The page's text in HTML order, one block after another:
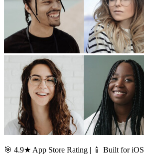
🎯 4.9★ App Store Rating | 📱 Built for iOS